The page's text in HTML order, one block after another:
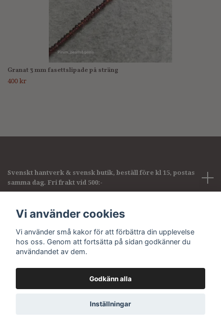
Granat 3 mm fasettslipade på sträng
400 kr
Svenskt hantverk & svensk butik, beställ före kl 15, postas
samma dag. Fri frakt vid 500:-
Företagsinformation
Sociala medier
© 2026 Pirum pearls & gems
Vi använder cookies
Vi använder små kakor för att förbättra din upplevelse
hos oss. Genom att fortsätta på sidan godkänner du
användandet av dem.
Godkänn alla
Inställningar